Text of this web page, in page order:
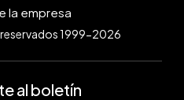
1999-2026
al boletín